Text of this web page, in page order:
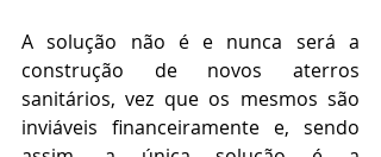
A solução não é e nunca será a
construção de novos aterros
sanitários, vez que os mesmos são
inviáveis financeiramente e, sendo